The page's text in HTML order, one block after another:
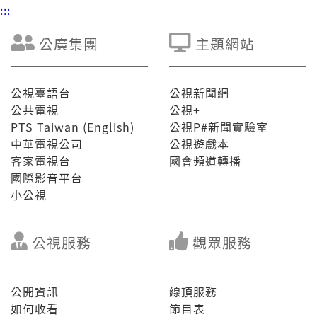
:::
公廣集團
公視臺語台
公共電視
PTS Taiwan (English)
中華電視公司
客家電視台
國際影音平台
小公視
主題網站
公視新聞網
公視+
公視P#新聞實驗室
公視遊戲本
國會頻道轉播
公視服務
公開資訊
如何收看
觀眾服務
線頂服務
節目表